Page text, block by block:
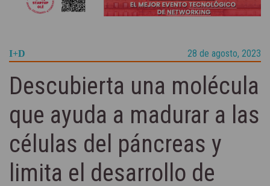
I+D 28 de agosto, 2023
Descubierta una molécula
que ayuda a madurar a las
células del páncreas y
limita el desarrollo de